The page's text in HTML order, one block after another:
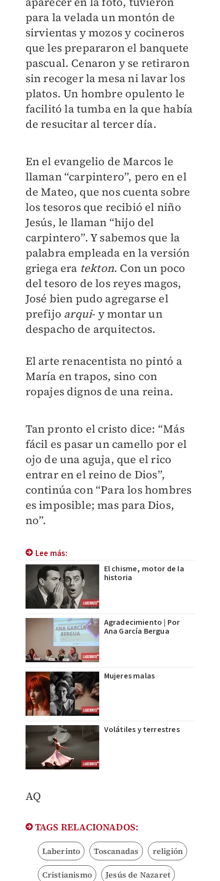
para la velada un montón de
sirvientas y mozos y cocineros
que les prepararon el banquete
pascual. Cenaron y se retiraron
sin recoger la mesa ni lavar los
platos. Un hombre opulento le
facilitó la tumba en la que había
de resucitar al tercer día.
En el evangelio de Marcos le
llaman “carpintero”, pero en el
de Mateo, que nos cuenta sobre
los tesoros que recibió el niño
Jesús, le llaman “hijo del
carpintero”. Y sabemos que la
palabra empleada en la versión
griega era tekton. Con un poco
del tesoro de los reyes magos,
José bien pudo agregarse el
prefijo arqui- y montar un
despacho de arquitectos.
El arte renacentista no pintó a
María en trapos, sino con
ropajes dignos de una reina.
Tan pronto el cristo dice: “Más
fácil es pasar un camello por el
ojo de una aguja, que el rico
entrar en el reino de Dios”,
continúa con “Para los hombres
es imposible; mas para Dios,
no”.
Lee más:
El chisme, motor de la
historia
Agradecimiento | Por
Ana García Bergua
Mujeres malas
Volátiles y terrestres
AQ
TAGS RELACIONADOS:
Laberinto Toscanadas religión
Cristianismo Jesús de Nazaret